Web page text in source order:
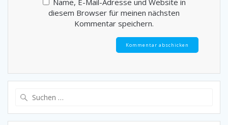
diesem Browser für meinen nächsten
Kommentar speichern.